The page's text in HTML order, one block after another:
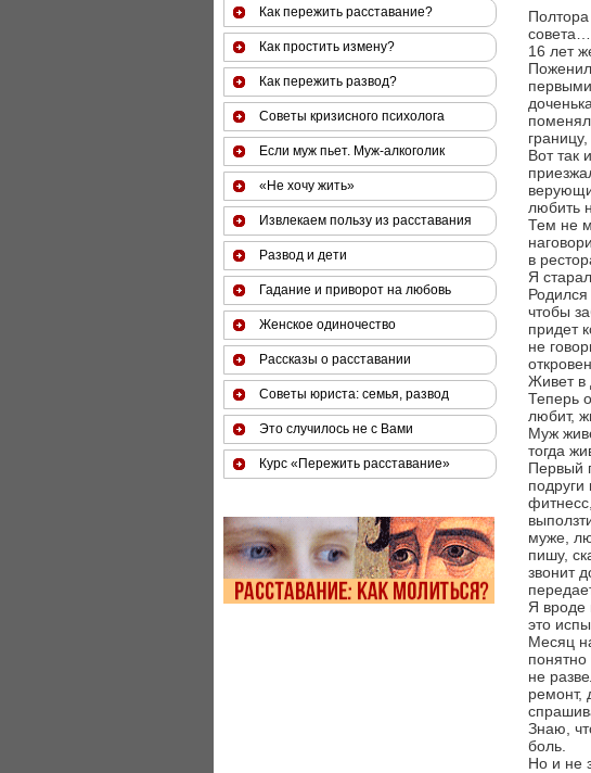
совета…
16 лет
Вот так
любить
Тем не
в
Я
чтобы
придет
не
Живет в
Теперь
любит,
Муж
тогда
Первый
муже,
пишу,
звонит
Я вроде
это
Месяц
не
ремонт,
Знаю,
боль.
Но и не
Как пережить расставание?
Как простить измену?
Как пережить развод?
Советы кризисного психолога
Если муж пьет. Муж-алкоголик
«Не хочу жить»
Извлекаем пользу из расставания
Развод и дети
Гадание и приворот на любовь
Женское одиночество
Рассказы о расставании
Советы юриста: семья, развод
Это случилось не с Вами
Курс «Пережить расставание»